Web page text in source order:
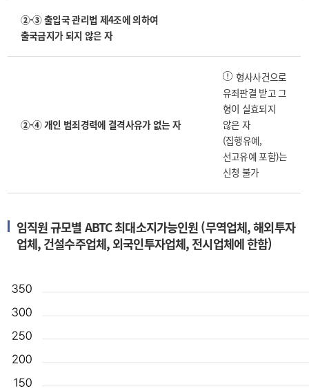
②-③ 출입국 관리법 제4조에 의하여
출국금지가 되지 않은 자
②-④ 개인 범죄경력에 결격사유가 없는 자
형사사건으로
유죄판결 받고 그
형이 실효되지
않은 자
(집행유예,
선고유예 포함)는
신청 불가
임직원 규모별 ABTC 최대소지가능인원 (무역업체, 해외투자
업체, 건설수주업체, 외국인투자업체, 전시업체에 한함)